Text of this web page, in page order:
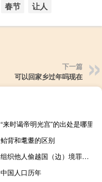
春节 让人
下一篇
可以回家乡过年吗现在
“来时谒帝明光宫”的出处是哪里
鲐背和耄耋的区别
组织他人偷越国（边）境罪判刑规定
中国人口历年